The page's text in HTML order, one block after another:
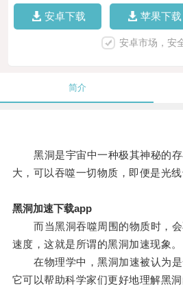
安卓下载 苹果下载
安卓市场，安
简介
黑洞是宇宙中一种极其神秘的存
大，可以吞噬一切物质，即便是光
黑洞加速下载app
而当黑洞吞噬周围的物质时，会
速度，这就是所谓的黑洞加速现象。
在物理学中，黑洞加速被认为是
它可以帮助科学家们更好地理解黑洞